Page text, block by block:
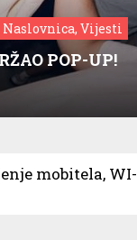
Naslovnica, Vijesti
POP-UP!
mobitela, WI-